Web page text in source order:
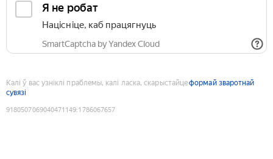
Я не робат
Націсніце, каб працягнуць
SmartCaptcha by Yandex Cloud
Калі ў вас узніклі праблемы, калі ласка, скарыстайцеформай зваротнай
сувязі
9180507069040471149:1786067657